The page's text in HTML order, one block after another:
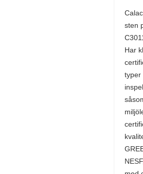
sten
Har
typer